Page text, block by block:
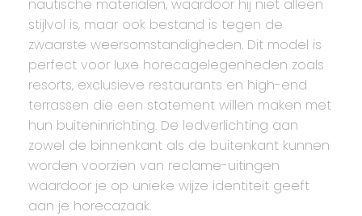
nautische materialen, waardoor hij niet alleen
stijlvol is, maar ook bestand is tegen de
zwaarste weersomstandigheden. Dit model is
perfect voor luxe horecagelegenheden zoals
resorts, exclusieve restaurants en high-end
terrassen die een statement willen maken met
hun buiteninrichting. De ledverlichting aan
zowel de binnenkant als de buitenkant kunnen
worden voorzien van reclame-uitingen
waardoor je op unieke wijze identiteit geeft
aan je horecazaak.